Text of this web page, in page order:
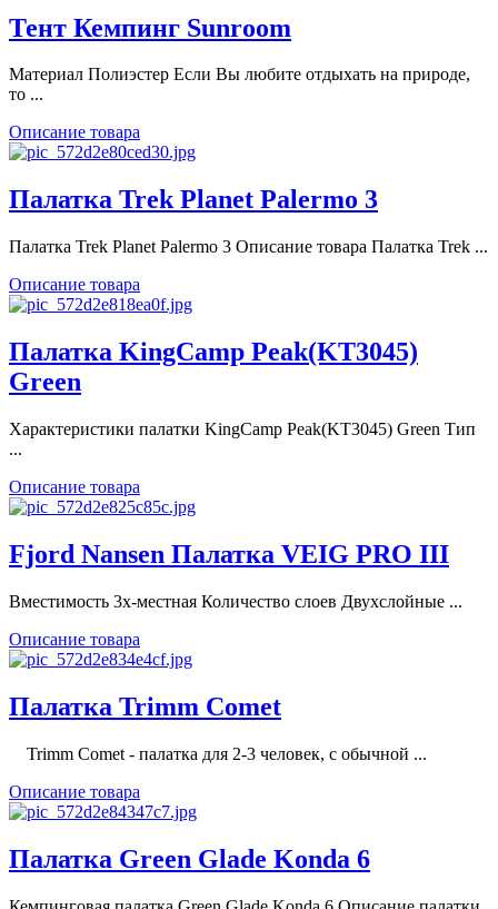
Тент Кемпинг Sunroom
Материал Полиэстер Если Вы любите отдыхать на природе,
то ...
Описание товара
Палатка Trek Planet Palermo 3
Палатка Trek Planet Palermo 3 Описание товара Палатка Trek ...
Описание товара
Палатка KingCamp Peak(KT3045)
Green
Характеристики палатки KingCamp Peak(KT3045) Green Тип
...
Описание товара
Fjord Nansen Палатка VEIG PRO III
Вместимость 3х-местная Количество слоев Двухслойные ...
Описание товара
Палатка Trimm Comet
Trimm Comet - палатка для 2-3 человек, с обычной ...
Описание товара
Палатка Green Glade Konda 6